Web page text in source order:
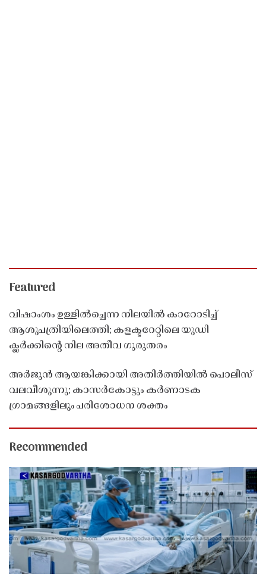
Featured
വിഷാംശം ഉള്ളിൽച്ചെന്ന നിലയിൽ കാറോടിച്ച്
ആശുപത്രിയിലെത്തി; കളക്ടറേറ്റിലെ യുഡി
ക്ലർക്കിൻ്റെ നില അതീവ ഗുരുതരം
അർജുൻ ആയങ്കിക്കായി അതിർത്തിയിൽ പൊലീസ്
വലവീശുന്നു; കാസർകോട്ടും കർണാടക
ഗ്രാമങ്ങളിലും പരിശോധന ശക്തം
Recommended